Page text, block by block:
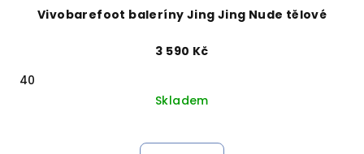
Vivobarefoot baleríny Jing Jing Nude tělové
3 590 Kč
40
Skladem